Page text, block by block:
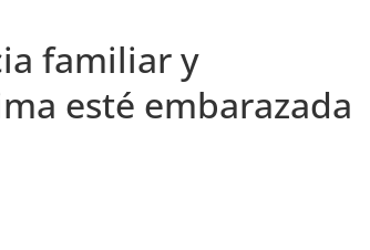
familiar y
esté embarazada